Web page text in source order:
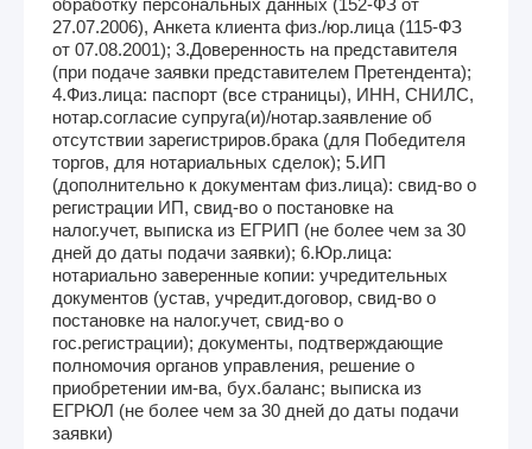
27.07.2006), Анкета клиента физ./юр.лица (115-ФЗ
от 07.08.2001); 3.Доверенность на представителя
(при подаче заявки представителем Претендента);
4.Физ.лица: паспорт (все страницы), ИНН, СНИЛС,
нотар.согласие супруга(и)/нотар.заявление об
отсутствии зарегистриров.брака (для Победителя
торгов, для нотариальных сделок); 5.ИП
(дополнительно к документам физ.лица): свид-во о
регистрации ИП, свид-во о постановке на
налог.учет, выписка из ЕГРИП (не более чем за 30
дней до даты подачи заявки); 6.Юр.лица:
нотариально заверенные копии: учредительных
документов (устав, учредит.договор, свид-во о
постановке на налог.учет, свид-во о
гос.регистрации); документы, подтверждающие
полномочия органов управления, решение о
приобретении им-ва, бух.баланс; выписка из
ЕГРЮЛ (не более чем за 30 дней до даты подачи
заявки)